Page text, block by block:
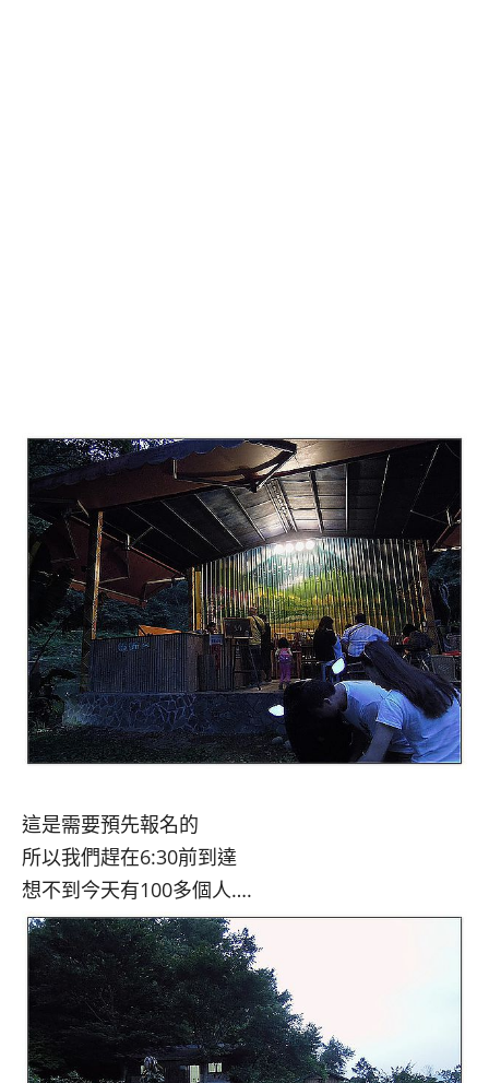
這是需要預先報名的
所以我們趕在6:30前到達
想不到今天有100多個人….